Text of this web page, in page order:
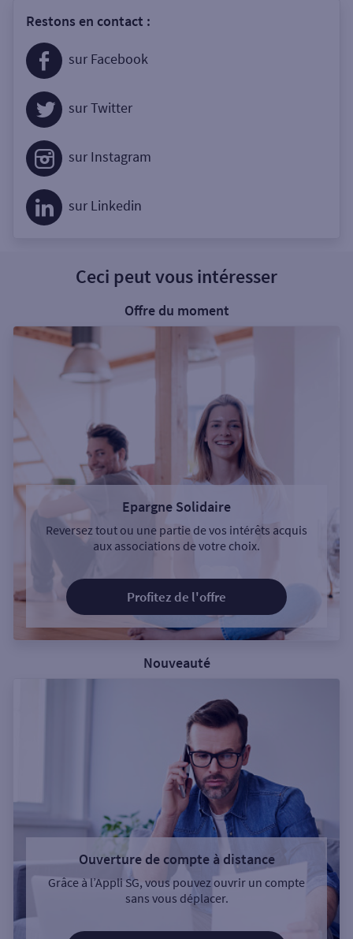
Restons en contact :
sur Facebook
sur Twitter
sur Instagram
sur Linkedin
Ceci peut vous intéresser
Offre du moment
Epargne Solidaire
Reversez tout ou une partie de vos intérêts acquis
aux associations de votre choix.
Profitez de l'offre
Nouveauté
Ouverture de compte à distance
Grâce à l’Appli SG, vous pouvez ouvrir un compte
sans vous déplacer.